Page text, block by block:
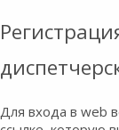
Для входа в web